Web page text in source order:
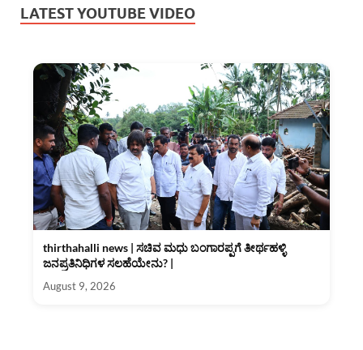
LATEST YOUTUBE VIDEO
thirthahalli news | ಸಚಿವ ಮಧು ಬಂಗಾರಪ್ಪಗೆ ತೀರ್ಥಹಳ್ಳಿ
ಜನಪ್ರತಿನಿಧಿಗಳ ಸಲಹೆಯೇನು? |
August 9, 2026